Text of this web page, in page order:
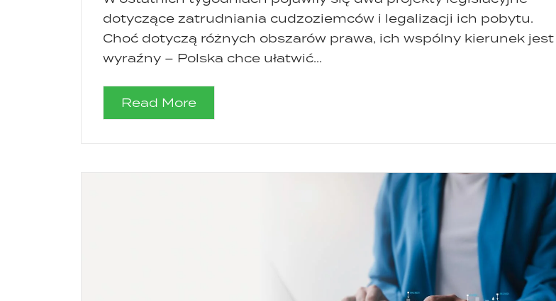
dotyczące zatrudniania cudzoziemców i legalizacji ich pobytu.
Choć dotyczą różnych obszarów prawa, ich wspólny kierunek jest
wyraźny – Polska chce ułatwić...
Read More